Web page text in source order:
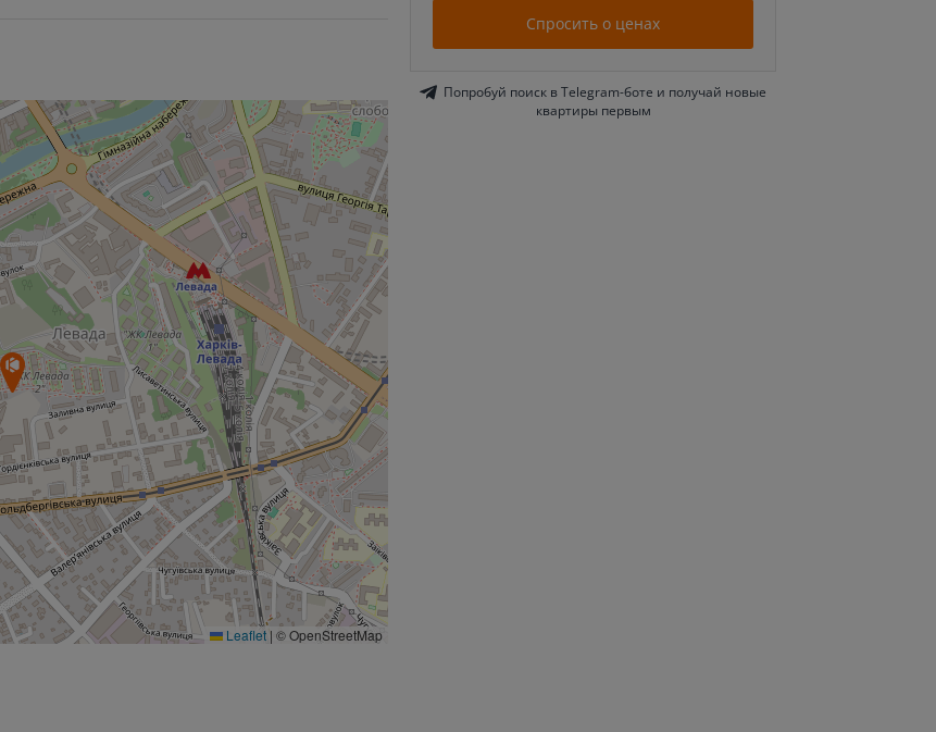
Спросить о ценах
Попробуй поиск в Telegram-боте и получай новые
квартиры первым
Leaflet | © OpenStreetMap